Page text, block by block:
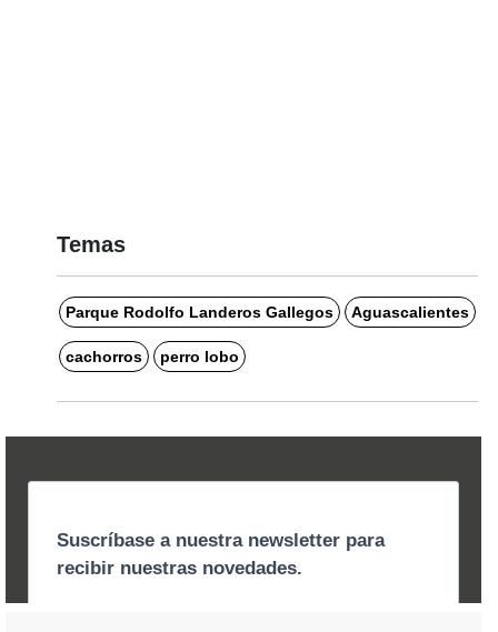
Temas
Parque Rodolfo Landeros Gallegos Aguascalientes
cachorros perro lobo